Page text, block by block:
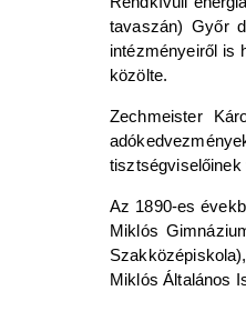
tavaszán) Győr
intézményeiről is
közölte.
Zechmeister
Az 1890-es
Miklós
Miklós Általános